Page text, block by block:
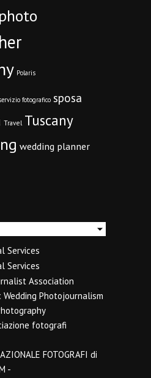
photo
Polaris
fotografico sposa
Travel Tuscany
wedding planner